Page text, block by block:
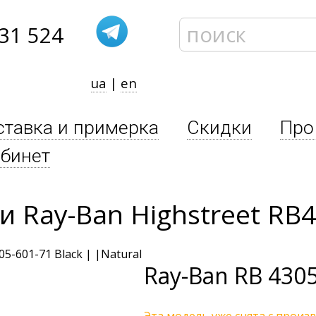
524
ua | en
и примерка Скидки
Ban Highstreet
Ray-Ban RB